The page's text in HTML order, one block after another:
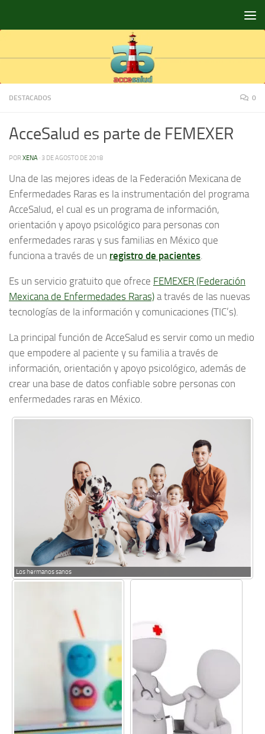
DESTACADOS 0
AcceSalud es parte de FEMEXER
POR XENA · 3 DE AGOSTO DE 2018
Una de las mejores ideas de la Federación Mexicana de
Enfermedades Raras es la instrumentación del programa
AcceSalud, el cual es un programa de información,
orientación y apoyo psicológico para personas con
enfermedades raras y sus familias en México que
funciona a través de un registro de pacientes.
Es un servicio gratuito que ofrece FEMEXER (Federación
Mexicana de Enfermedades Raras) a través de las nuevas
tecnologías de la información y comunicaciones (TIC’s).
La principal función de AcceSalud es servir como un medio
que empodere al paciente y su familia a través de
información, orientación y apoyo psicológico, además de
crear una base de datos confiable sobre personas con
enfermedades raras en México.
Los hermanos sanos